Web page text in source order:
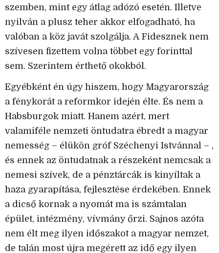
szemben, mint egy átlag adózó esetén. Illetve
nyilván a plusz teher akkor elfogadható, ha
valóban a köz javát szolgálja. A Fidesznek nem
szívesen fizettem volna többet egy forinttal
sem. Szerintem érthető okokból.
Egyébként én úgy hiszem, hogy Magyarország
a fénykorát a reformkor idején élte. És nem a
Habsburgok miatt. Hanem azért, mert
valamiféle nemzeti öntudatra ébredt a magyar
nemesség – élükön gróf Széchenyi Istvánnal – ,
és ennek az öntudatnak a részeként nemcsak a
nemesi szívek, de a pénztárcák is kinyíltak a
haza gyarapítása, fejlesztése érdekében. Ennek
a dicső kornak a nyomát ma is számtalan
épület, intézmény, vívmány őrzi. Sajnos azóta
nem élt meg ilyen időszakot a magyar nemzet,
de talán most újra megérett az idő egy ilyen